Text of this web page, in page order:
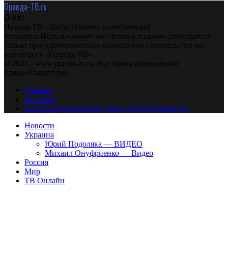
Правда-ТВ.ru
О нас
Правда-ТВ - Дискуссионно политическая
площадка.Использование материалов издания допускается
только при одновременном размещении гиперссылки на
оригинал в «Правда-ТВ»
@2023 - www.pravda-tv.ru. Все права принадлежат
правообладателям.
Главная
Авторам
Владельцам авторских прав. Ответственности.
Новости
Украина
Юрий Подоляка — ВИДЕО
Михаил Онуфриенко — Видео
Россия
Мир
ТВ Онлайн